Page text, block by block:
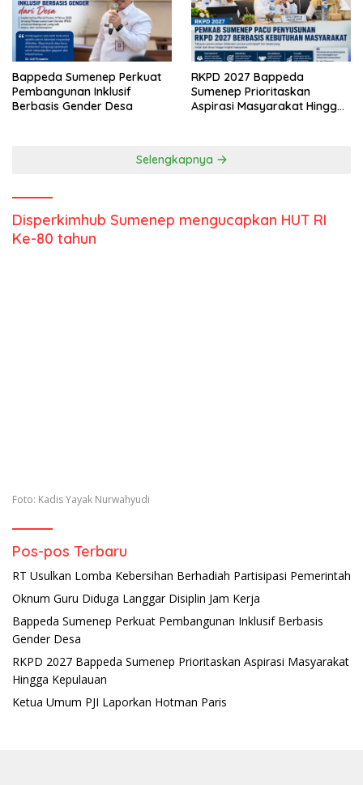
Bappeda Sumenep Perkuat
Pembangunan Inklusif
Berbasis Gender Desa
RKPD 2027 Bappeda
Sumenep Prioritaskan
Aspirasi Masyarakat Hingga
Selengkapnya
Disperkimhub Sumenep mengucapkan HUT RI
Ke-80 tahun
Foto: Kadis Yayak Nurwahyudi
Pos-pos Terbaru
RT Usulkan Lomba Kebersihan Berhadiah Partisipasi Pemerintah
Oknum Guru Diduga Langgar Disiplin Jam Kerja
Bappeda Sumenep Perkuat Pembangunan Inklusif Berbasis
Gender Desa
RKPD 2027 Bappeda Sumenep Prioritaskan Aspirasi Masyarakat
Hingga Kepulauan
Ketua Umum PJI Laporkan Hotman Paris